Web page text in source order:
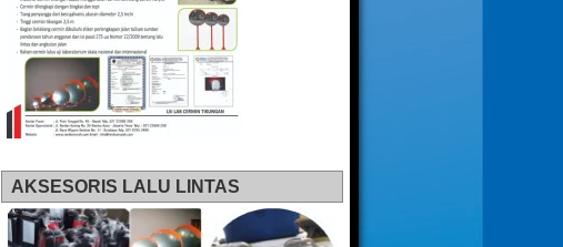
AKSESORIS LALU LINTAS